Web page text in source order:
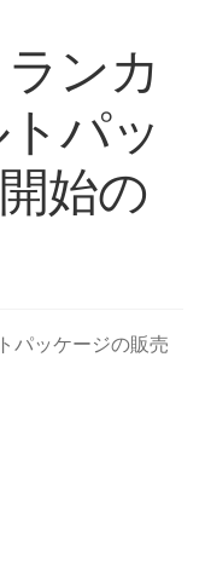
ンカ
パッ
始の
パッケージの販売